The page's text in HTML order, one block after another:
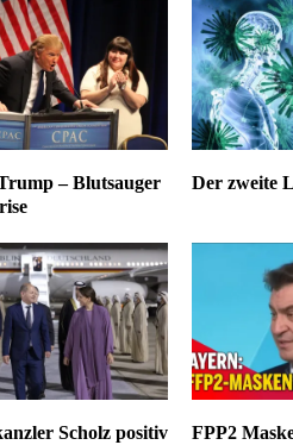
– Blutsauger
Der zweite
Scholz positiv
FPP2